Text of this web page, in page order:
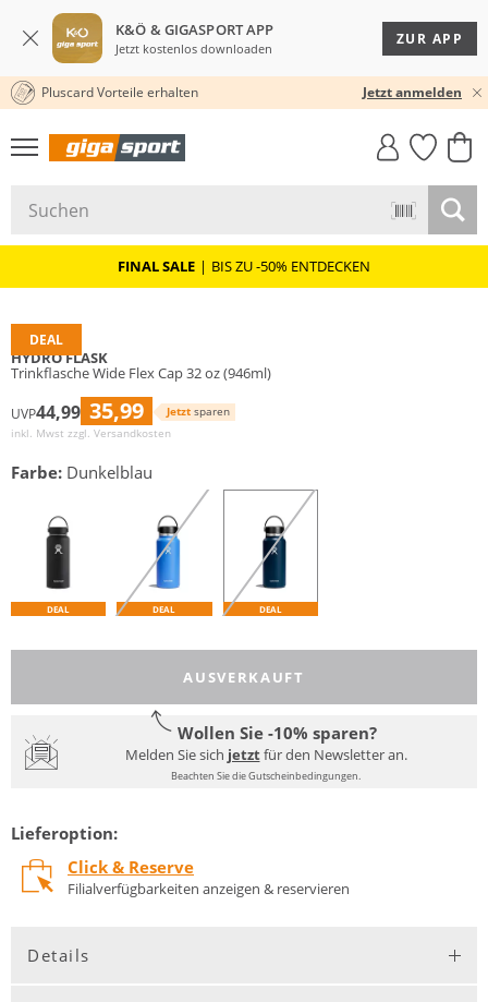
K&Ö & GIGASPORT APP
Jetzt kostenlos downloaden
ZUR APP
30 TAGE RÜCKGABERECHT
Pluscard Vorteile erhalten Jetzt anmelden
GIGASTYLE
FAHRRAD­
MUST-HAVE
FINAL SALE | BIS ZU -50% ENTDECKEN
DEAL
HYDRO FLASK
Trinkflasche Wide Flex Cap 32 oz (946ml)
UVP44,99 35,99 Jetzt sparen
inkl. Mwst zzgl. Versandkosten
Farbe: Dunkelblau
DEAL DEAL DEAL
AUSVERKAUFT
Wollen Sie -10% sparen?
Melden Sie sich jetztfür den Newsletter an.
Beachten Sie die Gutscheinbedingungen.
Lieferoption:
Click & Reserve
Filialverfügbarkeiten anzeigen & reservieren
Details